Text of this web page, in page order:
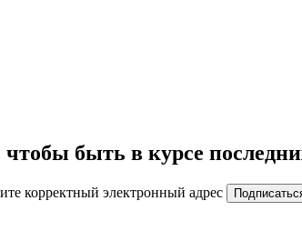
быть в курсе
корректный электронный адрес